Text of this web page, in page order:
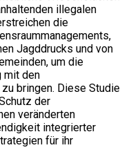
illegalen
die
Jagddrucks und von
um die
mit den
bringen. Diese Studie
der
veränderten
integrierter
für ihr